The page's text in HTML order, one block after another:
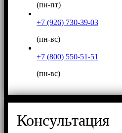
(пн-пт)
+7 (926) 730-39-03
(пн-вс)
+7 (800) 550-51-51
(пн-вс)
Консультация